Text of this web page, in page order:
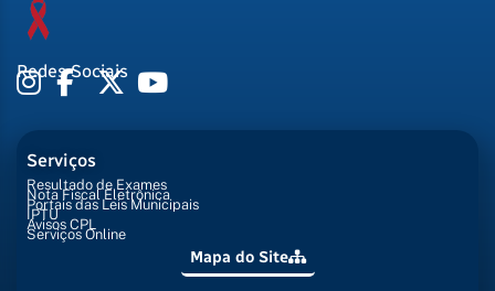
Redes Sociais
Serviços
Resultado de Exames
Nota Fiscal Eletrônica
Portais das Leis Municipais
IPTU
Avisos CPL
Serviços Online
Mapa do Site